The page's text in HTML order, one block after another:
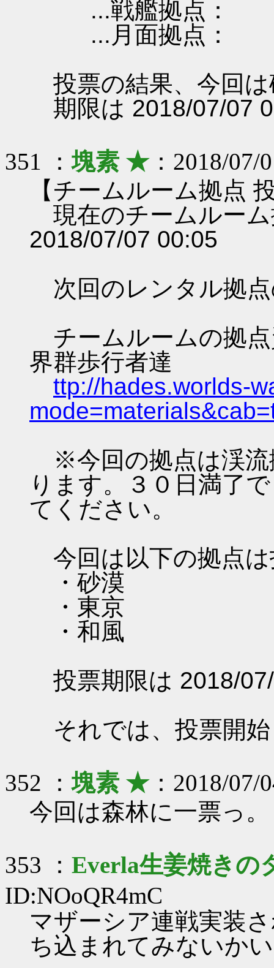
...戦艦拠点：
...月面拠点：
投票の結果、今回
期限は 2018/07/07
351 ：塊素 ★：2018/07/
【チームルーム拠点
現在のチームルー
2018/07/07 00:05
次回のレンタル拠
チームルームの拠
界群歩行者達
ttp://hades.worlds-
※今回の拠点は渓流
ります。３０日満了
てください。
今回は以下の拠点
・砂漠
・東京
・和風
投票期限は 2018/
それでは、投票開
352 ：塊素 ★：2018/07/
今回は森林に一票っ。
353 ： Everla生姜焼きの
ID:NOoQR4mC
マザーシア連戦実装
ち込まれてみないか